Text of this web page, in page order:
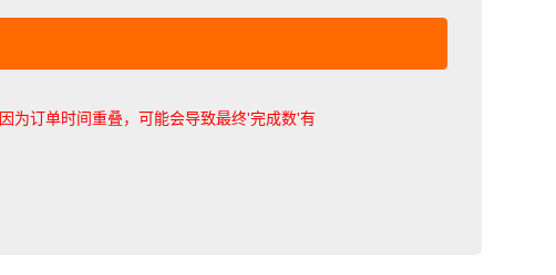
因为订单时间重叠，可能会导致最终'完成数'有